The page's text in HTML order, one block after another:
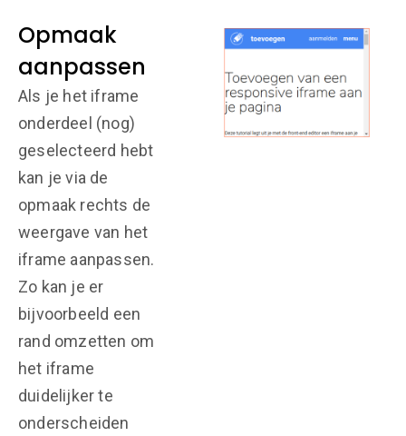
Opmaak
aanpassen
Als je het iframe
onderdeel (nog)
geselecteerd hebt
kan je via de
opmaak rechts de
weergave van het
iframe aanpassen.
Zo kan je er
bijvoorbeeld een
rand omzetten om
het iframe
duidelijker te
onderscheiden